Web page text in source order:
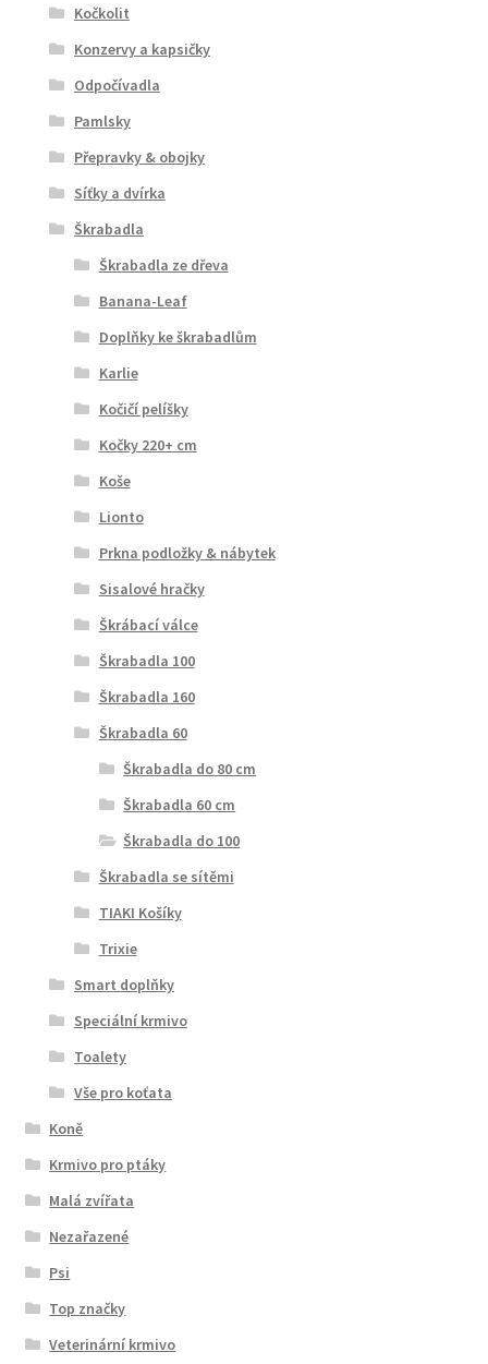
Kočkolit
Konzervy a kapsičky
Odpočívadla
Pamlsky
Přepravky & obojky
Síťky a dvírka
Škrabadla
Škrabadla ze dřeva
Banana-Leaf
Doplňky ke škrabadlům
Karlie
Kočičí pelíšky
Kočky 220+ cm
Koše
Lionto
Prkna podložky & nábytek
Sisalové hračky
Škrábací válce
Škrabadla 100
Škrabadla 160
Škrabadla 60
Škrabadla do 80 cm
Škrabadla 60 cm
Škrabadla do 100
Škrabadla se sítěmi
TIAKI Košíky
Trixie
Smart doplňky
Speciální krmivo
Toalety
Vše pro koťata
Koně
Krmivo pro ptáky
Malá zvířata
Nezařazené
Psi
Top značky
Veterinární krmivo